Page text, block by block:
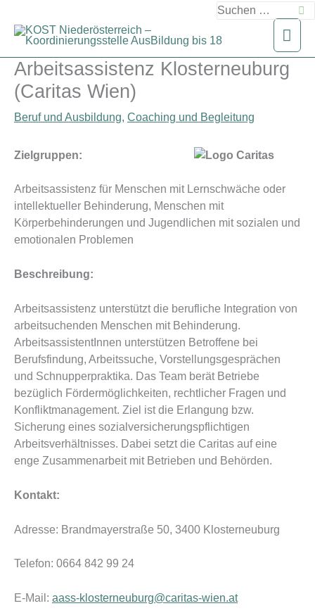
Inhalt
springen
Suchen
Arbeitsassistenz Klosterneuburg
(Caritas Wien)
Beruf und Ausbildung, Coaching und Begleitung
Zielgruppen:
Arbeitsassistenz für Menschen mit Lernschwäche oder
intellektueller Behinderung, Menschen mit
Körperbehinderungen und Jugendlichen mit sozialen und
emotionalen Problemen
Beschreibung:
Arbeitsassistenz unterstützt die berufliche Integration von
arbeitsuchenden Menschen mit Behinderung.
ArbeitsassistentInnen unterstützen Betroffene bei
Berufsfindung, Arbeitssuche, Vorstellungsgesprächen
und Schnupperpraktika. Das Team berät Betriebe
bezüglich Fördermöglichkeiten, rechtlicher Fragen und
Konfliktmanagement. Ziel ist die Erlangung bzw.
Sicherung eines sozialversicherungspflichtigen
Arbeitsverhältnisses. Dabei setzt die Caritas auf eine
enge Zusammenarbeit mit Betrieben und Behörden.
Kontakt:
Adresse: Brandmayerstraße 50, 3400 Klosterneuburg
Telefon: 0664 842 99 24
E-Mail: aass-klosterneuburg@caritas-wien.at